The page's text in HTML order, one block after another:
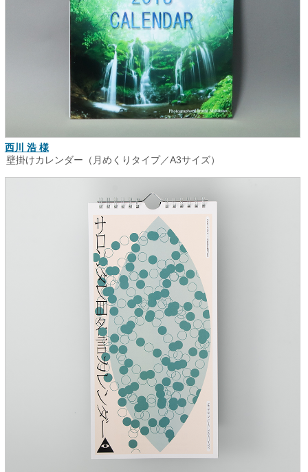
西川 浩 様
壁掛けカレンダー（月めくりタイプ／A3サイズ）